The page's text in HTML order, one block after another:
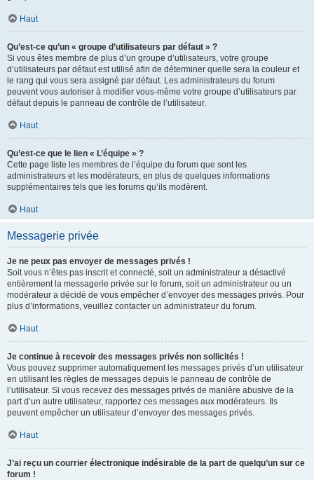
Haut
Qu’est-ce qu’un « groupe d’utilisateurs par défaut » ?
Si vous êtes membre de plus d’un groupe d’utilisateurs, votre groupe
d’utilisateurs par défaut est utilisé afin de déterminer quelle sera la couleur et
le rang qui vous sera assigné par défaut. Les administrateurs du forum
peuvent vous autoriser à modifier vous-même votre groupe d’utilisateurs par
défaut depuis le panneau de contrôle de l’utilisateur.
Haut
Qu’est-ce que le lien « L’équipe » ?
Cette page liste les membres de l’équipe du forum que sont les
administrateurs et les modérateurs, en plus de quelques informations
supplémentaires tels que les forums qu’ils modèrent.
Haut
Messagerie privée
Je ne peux pas envoyer de messages privés !
Soit vous n’êtes pas inscrit et connecté, soit un administrateur a désactivé
entièrement la messagerie privée sur le forum, soit un administrateur ou un
modérateur a décidé de vous empêcher d’envoyer des messages privés. Pour
plus d’informations, veuillez contacter un administrateur du forum.
Haut
Je continue à recevoir des messages privés non sollicités !
Vous pouvez supprimer automatiquement les messages privés d’un utilisateur
en utilisant les règles de messages depuis le panneau de contrôle de
l’utilisateur. Si vous recevez des messages privés de manière abusive de la
part d’un autre utilisateur, rapportez ces messages aux modérateurs. Ils
peuvent empêcher un utilisateur d’envoyer des messages privés.
Haut
J’ai reçu un courrier électronique indésirable de la part de quelqu’un sur ce
forum !